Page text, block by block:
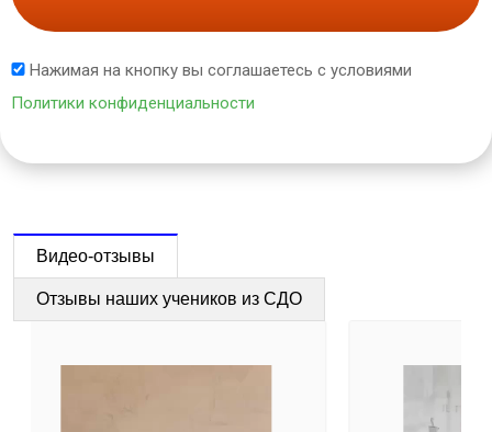
Нажимая на кнопку вы соглашаетесь с условиями
Политики конфиденциальности
Видео-отзывы
Отзывы наших учеников из СДО